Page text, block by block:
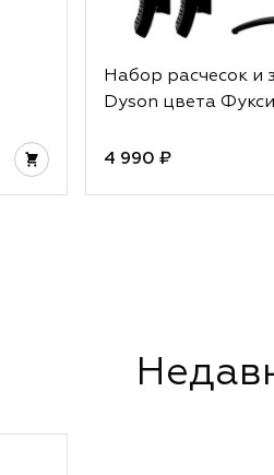
Набор расчесок и
Dyson цвета
4 990 ₽